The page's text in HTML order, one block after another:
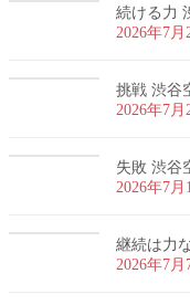
続ける力
2026年7月
挑戦 渋谷
2026年7月
失敗 渋谷
2026年7月
継続は力
2026年7月